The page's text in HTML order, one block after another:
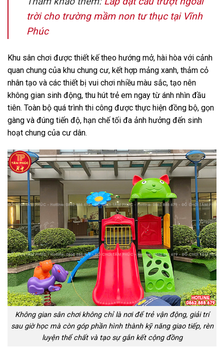
trời cho trường mầm non tư thục tại Vĩnh
Phúc
Khu sân chơi được thiết kế theo hướng mở, hài hòa với cảnh
quan chung của khu chung cư, kết hợp mảng xanh, thảm cỏ
nhân tạo và các thiết bị vui chơi nhiều màu sắc, tạo nên
không gian sinh động, thu hút trẻ em ngay từ ánh nhìn đầu
tiên. Toàn bộ quá trình thi công được thực hiện đồng bộ, gọn
gàng và đúng tiến độ, hạn chế tối đa ảnh hưởng đến sinh
hoạt chung của cư dân.
Không gian sân chơi không chỉ là nơi để trẻ vận động, giải trí
sau giờ học mà còn góp phần hình thành kỹ năng giao tiếp, rèn
luyện thể chất và tạo sự gắn kết cộng đồng